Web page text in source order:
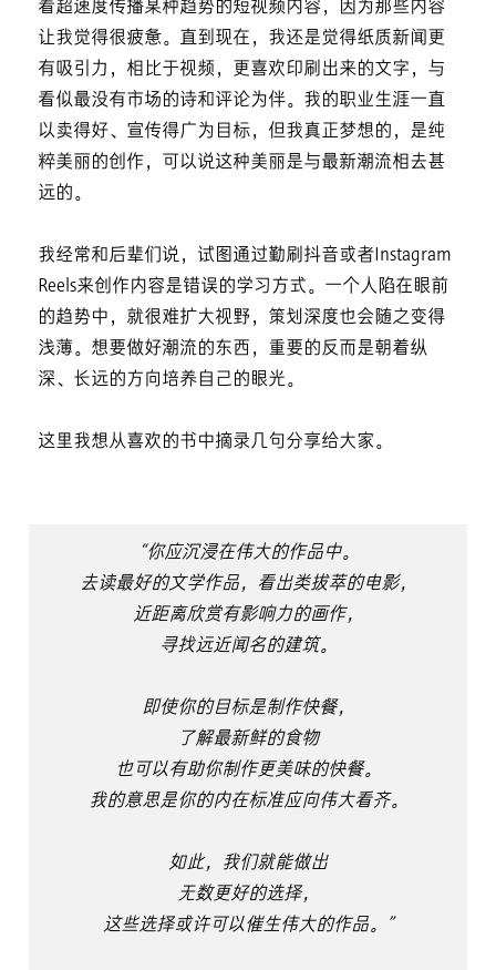
看超速度传播某种趋势的短视频内容，因为那些内容
让我觉得很疲惫。直到现在，我还是觉得纸质新闻更
有吸引力，相比于视频，更喜欢印刷出来的文字，与
看似最没有市场的诗和评论为伴。我的职业生涯一直
以卖得好、宣传得广为目标，但我真正梦想的，是纯
粹美丽的创作，可以说这种美丽是与最新潮流相去甚
远的。
我经常和后辈们说，试图通过勤刷抖音或者Instagram
Reels来创作内容是错误的学习方式。一个人陷在眼前
的趋势中，就很难扩大视野，策划深度也会随之变得
浅薄。想要做好潮流的东西，重要的反而是朝着纵
深、长远的方向培养自己的眼光。
这里我想从喜欢的书中摘录几句分享给大家。
“你应沉浸在伟大的作品中。
去读最好的文学作品，看出类拔萃的电影，
近距离欣赏有影响力的画作，
寻找远近闻名的建筑。
即使你的目标是制作快餐，
了解最新鲜的食物
也可以有助你制作更美味的快餐。
我的意思是你的内在标准应向伟大看齐。
如此，我们就能做出
无数更好的选择，
这些选择或许可以催生伟大的作品。”